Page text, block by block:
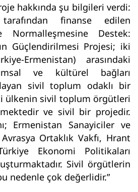
hakkında şu bilgileri verdi:
finanse edilen
Normalleşmesine Destek:
Güçlendirilmesi Projesi; iki
Ermenistan) arasındaki
ve kültürel bağları
sivil toplum odaklı bir
ülkenin sivil toplum örgütleri
ve sivil bir projedir.
Ermenistan Sanayiciler ve
Ortaklık Vakfı, Hrant
Ekonomi Politikaları
Sivil örgütlerin
nedenle çok değerlidir.”